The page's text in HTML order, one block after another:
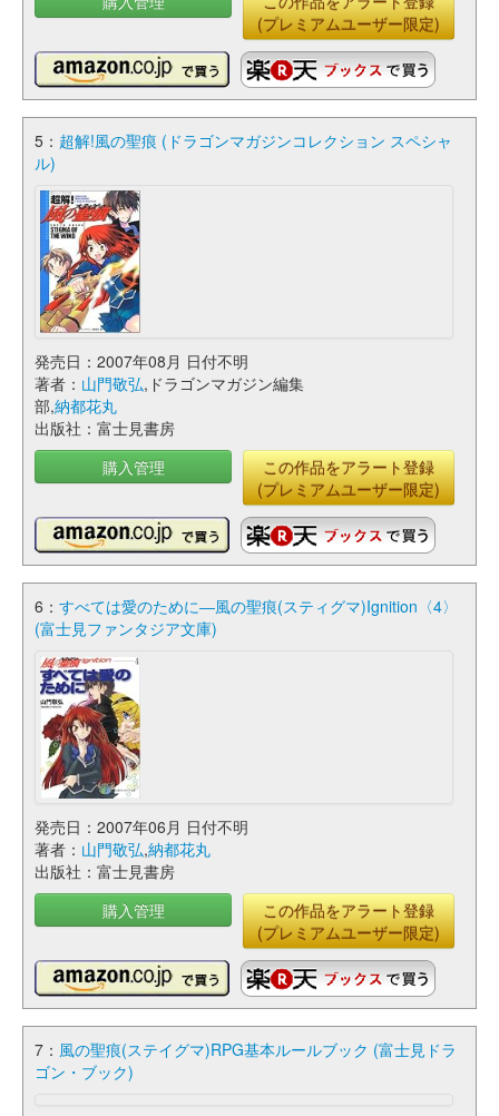
(プレミアムユーザー限定)
5： 超解!風の聖痕 (ドラゴンマガジンコレクション スペシャ
ル)
発売日：2007年08月 日付不明
著者： 山門敬弘,ドラゴンマガジン編集
部,納都花丸
出版社：富士見書房
購入管理
この作品をアラート登録
(プレミアムユーザー限定)
6： すべては愛のために―風の聖痕(スティグマ)Ignition〈4〉
(富士見ファンタジア文庫)
発売日：2007年06月 日付不明
著者： 山門敬弘,納都花丸
出版社：富士見書房
購入管理
この作品をアラート登録
(プレミアムユーザー限定)
7： 風の聖痕(ステイグマ)RPG基本ルールブック (富士見ドラ
ゴン・ブック)